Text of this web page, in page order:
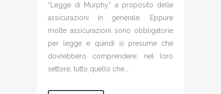
“Legge di Murphy” a proposito delle
assicurazioni in generale. Eppure
molte assicurazioni sono obbligatorie
per legge e quindi si presume che
dovrebbero comprendere, nel loro
settore, tutto quello che...